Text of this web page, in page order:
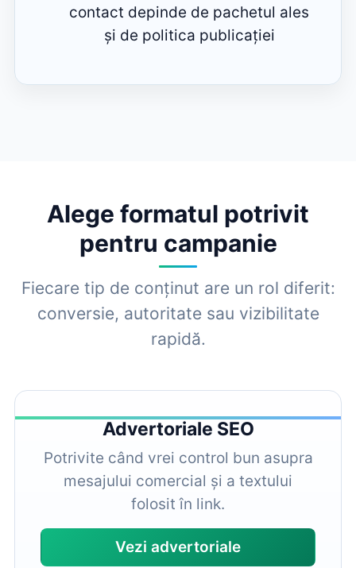
contact depinde de pachetul ales
și de politica publicației
Alege formatul potrivit
pentru campanie
Fiecare tip de conținut are un rol diferit:
conversie, autoritate sau vizibilitate
rapidă.
Advertoriale SEO
Potrivite când vrei control bun asupra
mesajului comercial și a textului
folosit în link.
Vezi advertoriale